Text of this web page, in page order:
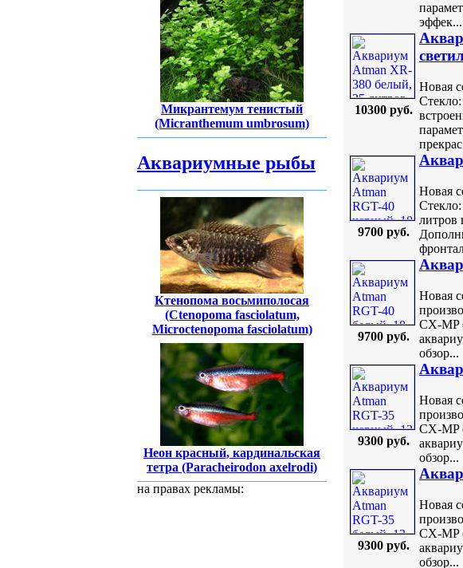
Микрантемум тенистый
(Micranthemum umbrosum)
Аквариумные рыбы
Ктенопома восьмиполосая
(Ctenopoma fasciolatum,
Microctenopoma fasciolatum)
Неон красный, кардинальская
тетра (Paracheirodon axelrodi)
на правах рекламы:
эффек...
10300 руб.
Новая
9700 руб.
Новая
литров
9700 руб.
Новая
CX-MP
обзор...
9300 руб.
Новая
CX-MP
обзор...
9300 руб.
Новая
CX-MP
обзор...